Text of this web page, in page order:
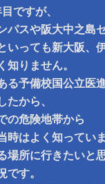
ですが、
パスや阪大中之島
いっても新大阪、
知りません。
る予備校国公立医
たから、
の危険地帯から
時はよく知ってい
場所に行きたいと
です。